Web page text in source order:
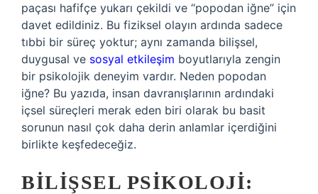
paçası hafifçe yukarı çekildi ve “popodan iğne” için
davet edildiniz. Bu fiziksel olayın ardında sadece
tıbbi bir süreç yoktur; aynı zamanda bilişsel,
duygusal ve sosyal etkileşim boyutlarıyla zengin
bir psikolojik deneyim vardır. Neden popodan
iğne? Bu yazıda, insan davranışlarının ardındaki
içsel süreçleri merak eden biri olarak bu basit
sorunun nasıl çok daha derin anlamlar içerdiğini
birlikte keşfedeceğiz.
BILIŞSEL PSIKOLOJI: